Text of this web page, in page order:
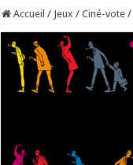
Accueil / Jeux / Ciné-vote /